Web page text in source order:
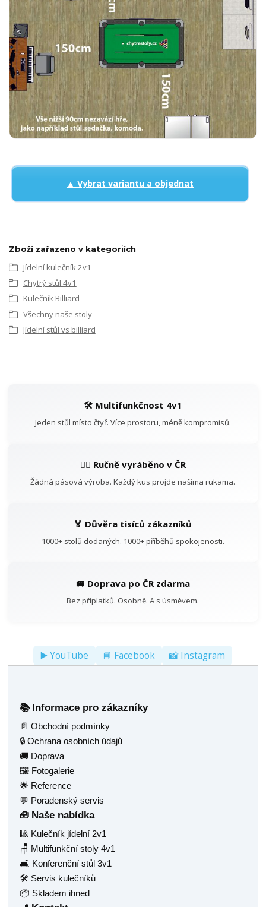
▲ Vybrat variantu a objednat
Zboží zařazeno v kategoriích
Jídelní kulečník 2v1
Chytrý stůl 4v1
Kulečník Billiard
Všechny naše stoly
Jídelní stůl vs billiard
🛠️ Multifunkčnost 4v1
Jeden stůl místo čtyř. Více prostoru, méně kompromisů.
👷‍♂️ Ručně vyráběno v ČR
Žádná pásová výroba. Každý kus projde našima rukama.
🏅 Důvěra tisíců zákazníků
1000+ stolů dodaných. 1000+ příběhů spokojenosti.
🚐 Doprava po ČR zdarma
Bez příplatků. Osobně. A s úsměvem.
▶️ YouTube 📘 Facebook 📸 Instagram
📚 Informace pro zákazníky
📄 Obchodní podmínky
🔒 Ochrana osobních údajů
🚚 Doprava
🖼️ Fotogalerie
🌟 Reference
💬 Poradenský servis
🧰 Naše nabídka
🎱 Kulečník jídelní 2v1
🪑 Multifunkční stoly 4v1
🛋️ Konferenční stůl 3v1
🛠️ Servis kulečníků
📦 Skladem ihned